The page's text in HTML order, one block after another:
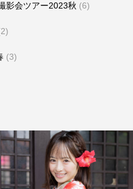
影会ツアー2023秋 (6)
(3)